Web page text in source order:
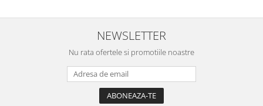
NEWSLETTER
Nu rata ofertele si promotiile noastre